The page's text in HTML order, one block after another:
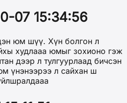
07 15:34:56
юм шүү. Хүн болгон л
худлааа юмыг зохионо гэж
дээр л тулгуурлаад бичсэн
үнэнээрээ л сайхан ш